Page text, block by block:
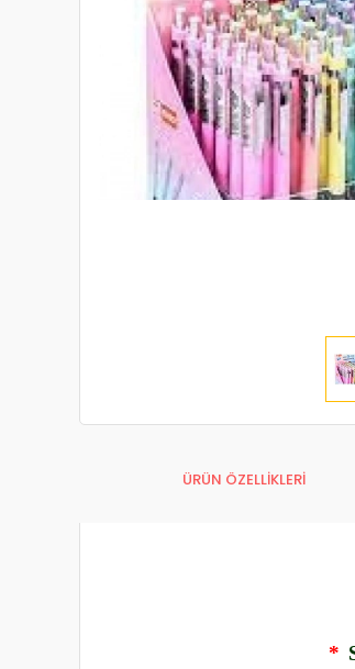
ÜRÜN ÖZELLİKLERİ
*